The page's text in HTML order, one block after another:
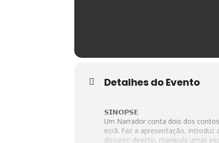
Detalhes do Evento
𝗦𝗜𝗡𝗢𝗣𝗦𝗘
Um Narrador conta dois dos
ecrã. Faz a apresentação,
discurso directo, manipula umas